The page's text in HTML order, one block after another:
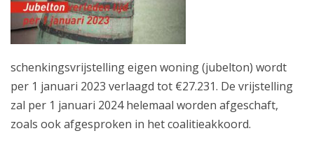
schenkingsvrijstelling eigen woning (jubelton) wordt
per 1 januari 2023 verlaagd tot €27.231. De vrijstelling
zal per 1 januari 2024 helemaal worden afgeschaft,
zoals ook afgesproken in het coalitieakkoord.